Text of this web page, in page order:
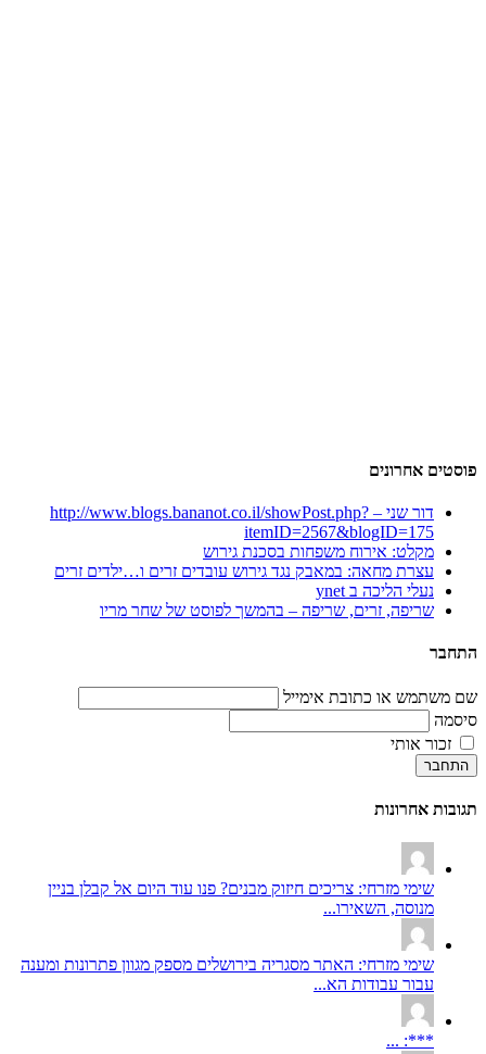
פוסטים אחרונים
דור שני – http://www.blogs.bananot.co.il/showPost.php?
itemID=2567&blogID=175
מקלט: אירוח משפחות בסכנת גירוש
עצרת מחאה: במאבק נגד גירוש עובדים זרים ו…ילדים זרים
נעלי הליכה ב ynet
שריפה, זרים, שריפה – בהמשך לפוסט של שחר מריו
התחבר
שם משתמש או כתובת אימייל
סיסמה
זכור אותי
התחבר
תגובות אחרונות
שימי מזרחי: צריכים חיזוק מבנים? פנו עוד היום אל קבלן בניין
מנוסה, השאירו...
שימי מזרחי: האתר מסגריה בירושלים מספק מגוון פתרונות ומענה
עבור עבודות הא...
***: ...